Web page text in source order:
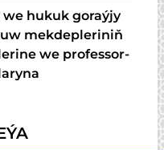
hukuk goraýjy
mekdepleriniň
we professor-